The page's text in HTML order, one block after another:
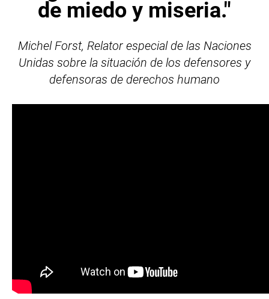
de miedo y miseria."
Michel Forst, Relator especial de las Naciones
Unidas sobre la situación de los defensores y
defensoras de derechos humano